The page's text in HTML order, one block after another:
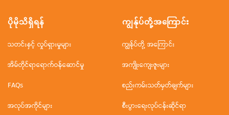
ပိုမိုသိရှိရန်
သတင်းနှင့် လှုပ်ရှားမှုများ
အိမ်တိုင်ရာရောက်ဝန်ဆောင်မှု
FAQs
အလုပ်အကိုင်များ
ကျွန်ုပ်တို့အ‌ကြောင်း
ကျွန်ုပ်တို့ အကြောင်း
အကျိုးကျေးဇူးများ
စည်းကမ်းသတ်မှတ်ချက်များ
စီးပွားရေးလုပ်ငန်းဆိုင်ရာ